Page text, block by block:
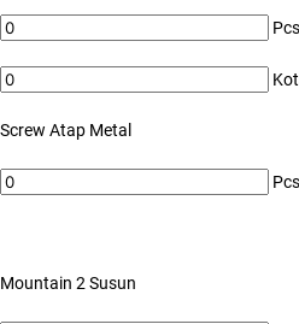
Pcs
Screw Atap Metal
Mountain 2 Susun